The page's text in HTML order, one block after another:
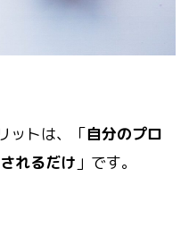
ットは、「自分のプロ
れるだけ 」です。